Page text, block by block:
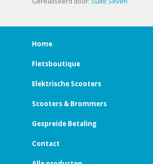
Home
Fietsboutique
Elektrische Scooters
Scooters & Brommers
Gespreide Betaling
Contact